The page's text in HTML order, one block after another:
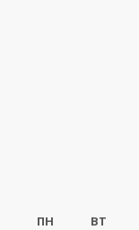
ПН ВТ